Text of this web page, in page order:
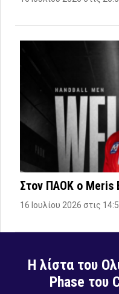
Στον ΠΑΟΚ ο Meris
16 Ιουλίου 2026 στις
Η λίστα του
Phase του